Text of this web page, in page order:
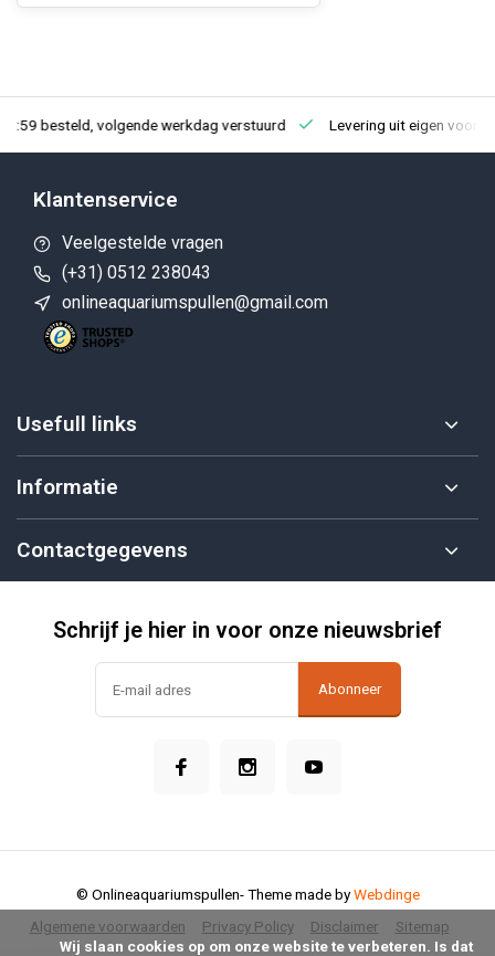
besteld, volgende werkdag verstuurd Levering uit eigen
Klantenservice
Veelgestelde vragen
(+31) 0512 238043
onlineaquariumspullen@gmail.com
Usefull links
Informatie
Contactgegevens
Schrijf je hier in voor onze nieuwsbrief
Abonneer
Algemene voorwaarden Privacy Policy Disclaimer Sitemap
© Onlineaquariumspullen- Theme made byWebdinge